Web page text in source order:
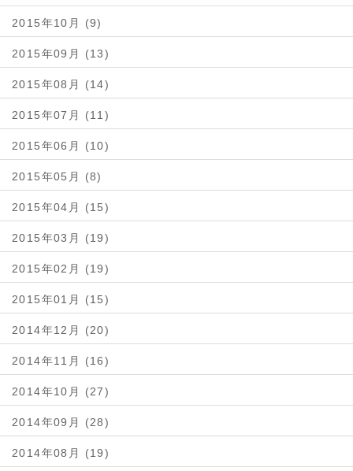
2015年10月 (9)
2015年09月 (13)
2015年08月 (14)
2015年07月 (11)
2015年06月 (10)
2015年05月 (8)
2015年04月 (15)
2015年03月 (19)
2015年02月 (19)
2015年01月 (15)
2014年12月 (20)
2014年11月 (16)
2014年10月 (27)
2014年09月 (28)
2014年08月 (19)